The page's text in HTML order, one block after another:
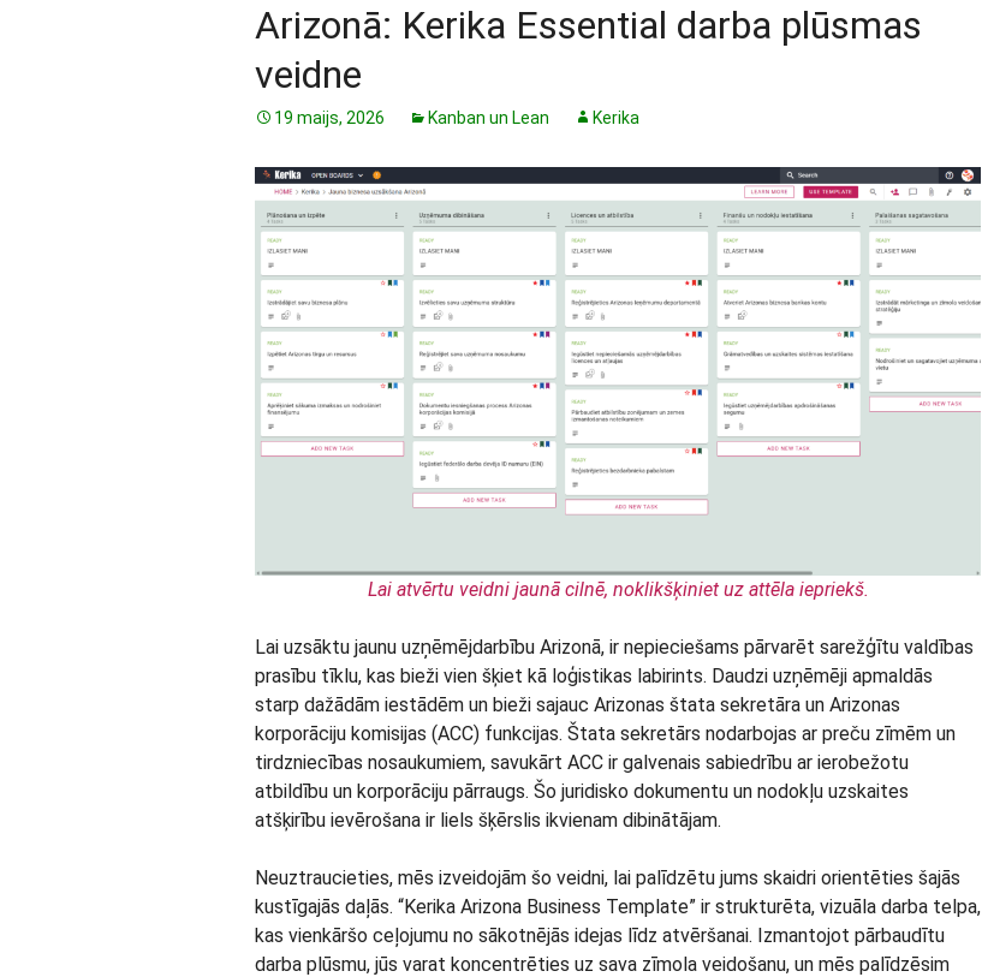
Arizonā: Kerika Essential darba plūsmas
veidne
19 maijs, 2026 Kanban un Lean Kerika
Lai atvērtu veidni jaunā cilnē, noklikšķiniet uz attēla iepriekš.
Lai uzsāktu jaunu uzņēmējdarbību Arizonā, ir nepieciešams pārvarēt sarežģītu valdības
prasību tīklu, kas bieži vien šķiet kā loģistikas labirints. Daudzi uzņēmēji apmaldās
starp dažādām iestādēm un bieži sajauc Arizonas štata sekretāra un Arizonas
korporāciju komisijas (ACC) funkcijas. Štata sekretārs nodarbojas ar preču zīmēm un
tirdzniecības nosaukumiem, savukārt ACC ir galvenais sabiedrību ar ierobežotu
atbildību un korporāciju pārraugs. Šo juridisko dokumentu un nodokļu uzskaites
atšķirību ievērošana ir liels šķērslis ikvienam dibinātājam.
Neuztraucieties, mēs izveidojām šo veidni, lai palīdzētu jums skaidri orientēties šajās
kustīgajās daļās. “Kerika Arizona Business Template” ir strukturēta, vizuāla darba telpa,
kas vienkāršo ceļojumu no sākotnējās idejas līdz atvēršanai. Izmantojot pārbaudītu
darba plūsmu, jūs varat koncentrēties uz sava zīmola veidošanu, un mēs palīdzēsim